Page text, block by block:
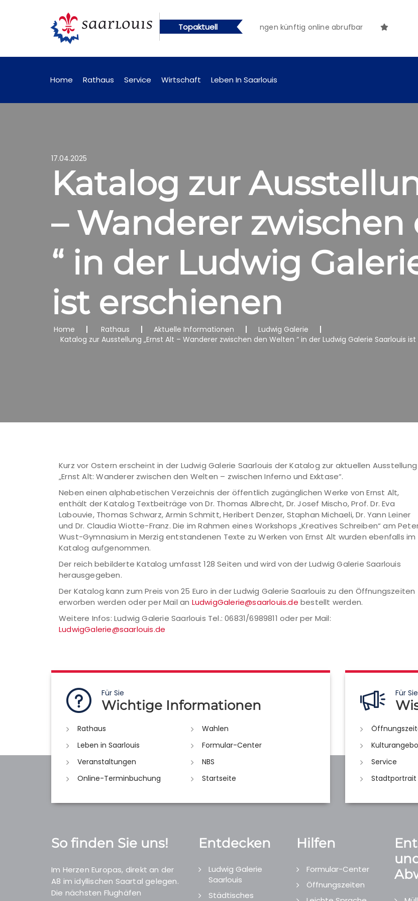
Topaktuell
künftig online abrufbar Öffentliche Bekanntmachungen künftig online abrufbar
Home Rathaus Service Wirtschaft Leben In Saarlouis
17.04.2025
Katalog zur
– Wanderer
“ in der Ludwig
ist erschienen
Home Rathaus Aktuelle Informationen
Ludwig Galerie
Katalog zur Ausstellung „Ernst Alt – Wanderer zwischen den Welten “ in der Ludwig Galerie Saarlouis
Kurz vor Ostern erscheint in der Ludwig Galerie Saarlouis der Katalog zur aktuellen Ausstellung
„Ernst Alt: Wanderer zwischen den Welten – zwischen Inferno und Exktase“.
Neben einen alphabetischen Verzeichnis der öffentlich zugänglichen Werke von Ernst Alt,
enthält der Katalog Textbeiträge von Dr. Thomas Albrecht, Dr. Josef Mischo, Prof. Dr. Eva
Labouvie, Thomas Schwarz, Armin Schmitt, Heribert Denzer, Staphan Michaeli, Dr. Yann Leiner
und Dr. Claudia Wiotte-Franz. Die im Rahmen eines Workshops „Kreatives Schreiben“ am
Wust-Gymnasium in Merzig entstandenen Texte zu Werken von Ernst Alt wurden ebenfalls im
Katalog aufgenommen.
Der reich bebilderte Katalog umfasst 128 Seiten und wird von der Ludwig Galerie Saarlouis
herausgegeben.
Der Katalog kann zum Preis von 25 Euro in der Ludwig Galerie Saarlouis zu den Öffnungszeiten
erworben werden oder per Mail an LudwigGalerie@saarlouis.de bestellt werden.
Weitere Infos: Ludwig Galerie Saarlouis Tel.: 06831/6989811 oder per Mail:
LudwigGalerie@saarlouis.de
Für Sie
Wichtige Informationen
Rathaus
Wahlen
Leben in Saarlouis
Formular-Center
Veranstaltungen
NBS
Online-Terminbuchung
Startseite
Für Sie
Service
Stadtportrait
So finden Sie uns!
Im Herzen Europas, direkt an der
A8 im idyllischen Saartal gelegen.
Die nächsten Flughäfen
Entdecken
Ludwig Galerie
Saarlouis
Städtisches
Hilfen
Formular-Center
Öffnungszeiten